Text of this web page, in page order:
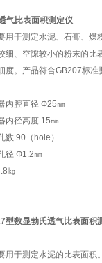
气比表面积测定仪
于测定水泥、石膏、煤
细、空隙较小的粉末的比
度。产品符合GB207标准
内腔直径 Ф25㎜
内径高度 15㎜
数 90（hole）
径 Ф1.2㎜
㎏
型数显勃氏透气比表面积
于测定水泥的比表面积